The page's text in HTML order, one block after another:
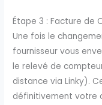
Étape 3 : Facture de
Une fois le
fournisseur vous
le relevé de
distance via Linky).
définitivement votre